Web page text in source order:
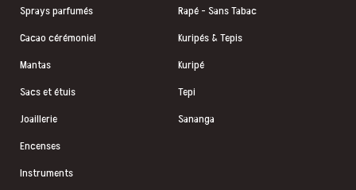
Sprays parfumés
Cacao cérémoniel
Mantas
Sacs et étuis
Joaillerie
Encenses
Instruments
Rapé - Sans Tabac
Kuripés & Tepis
Kuripé
Tepi
Sananga